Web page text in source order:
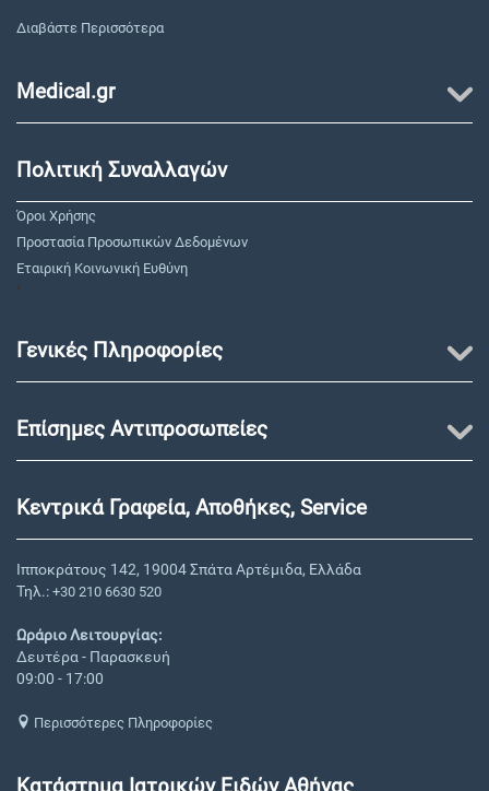
Διαβάστε Περισσότερα
Medical.gr
Πολιτική Συναλλαγών
Όροι Χρήσης
Προστασία Προσωπικών Δεδομένων
Εταιρική Κοινωνική Ευθύνη
"
Γενικές Πληροφορίες
Επίσημες Αντιπροσωπείες
Κεντρικά Γραφεία, Αποθήκες, Service
Ιπποκράτους 142, 19004 Σπάτα Αρτέμιδα, Ελλάδα
Τηλ.: +30 210 6630 520
Ωράριο Λειτουργίας:
Δευτέρα - Παρασκευή
09:00 - 17:00
Περισσότερες Πληροφορίες
Κατάστημα Ιατρικών Ειδών Αθήνας